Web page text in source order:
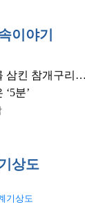
이야기
삼킨 참개구리
‘5분’
상도
기상도